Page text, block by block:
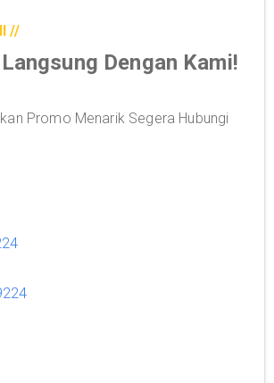
//
Dengan Kami!
Promo Menarik Segera Hubungi